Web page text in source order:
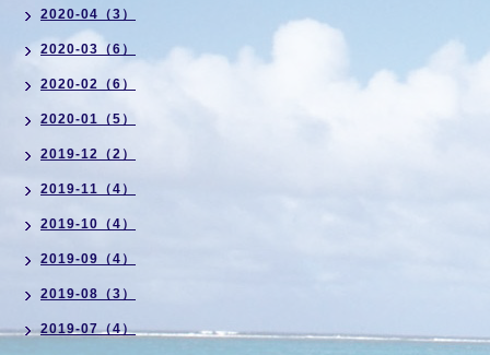
2020-04（3）
2020-03（6）
2020-02（6）
2020-01（5）
2019-12（2）
2019-11（4）
2019-10（4）
2019-09（4）
2019-08（3）
2019-07（4）